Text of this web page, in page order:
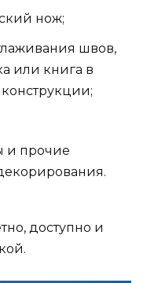
нож;
швов,
или книга в
и прочие
доступно и